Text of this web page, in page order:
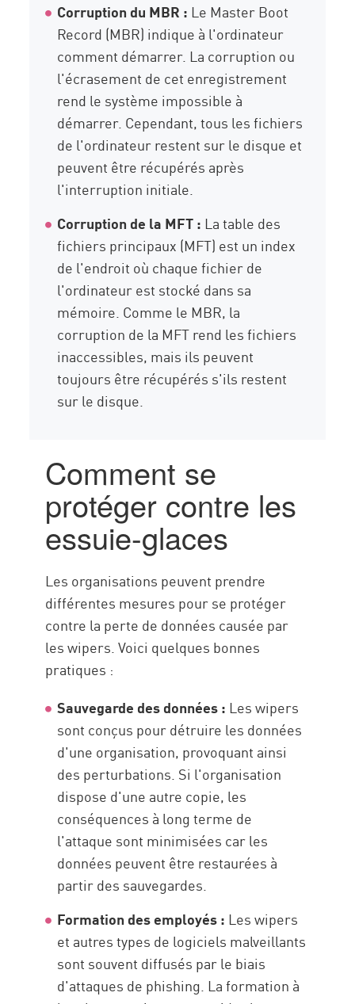
Corruption du MBR : Le Master Boot
Record (MBR) indique à l'ordinateur
comment démarrer. La corruption ou
l'écrasement de cet enregistrement
rend le système impossible à
démarrer. Cependant, tous les fichiers
de l'ordinateur restent sur le disque et
peuvent être récupérés après
l'interruption initiale.
Corruption de la MFT : La table des
fichiers principaux (MFT) est un index
de l'endroit où chaque fichier de
l'ordinateur est stocké dans sa
mémoire. Comme le MBR, la
corruption de la MFT rend les fichiers
inaccessibles, mais ils peuvent
toujours être récupérés s'ils restent
sur le disque.
Comment se
protéger contre les
essuie-glaces
Les organisations peuvent prendre
différentes mesures pour se protéger
contre la perte de données causée par
les wipers. Voici quelques bonnes
pratiques :
Sauvegarde des données : Les wipers
sont conçus pour détruire les données
d'une organisation, provoquant ainsi
des perturbations. Si l'organisation
dispose d'une autre copie, les
conséquences à long terme de
l'attaque sont minimisées car les
données peuvent être restaurées à
partir des sauvegardes.
Formation des employés : Les wipers
et autres types de logiciels malveillants
sont souvent diffusés par le biais
d'attaques de phishing. La formation à